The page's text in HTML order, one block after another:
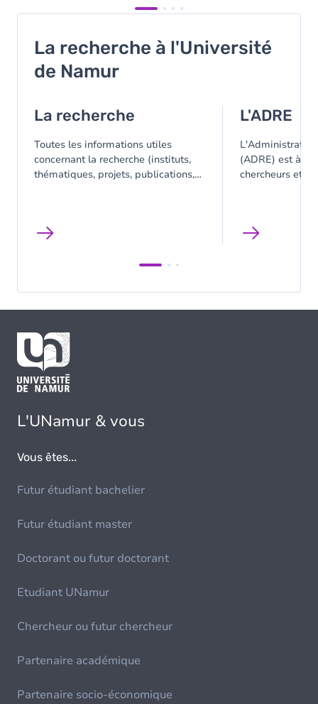
La recherche à l'Université
de Namur
La recherche
Toutes les informations utiles
concernant la recherche (instituts,
thématiques, projets, publications,
L'ADRE
(ADRE) est à la
chercheurs et
L'UNamur & vous
Vous êtes...
Futur étudiant bachelier
Futur étudiant master
Doctorant ou futur doctorant
Etudiant UNamur
Chercheur ou futur chercheur
Partenaire académique
Partenaire socio-économique